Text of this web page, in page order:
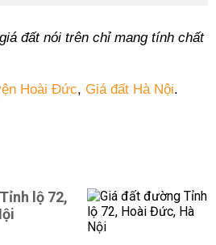
đất nói trên chỉ mang tính chất
Hoài Đức, Giá đất Hà Nội.
lộ 72,